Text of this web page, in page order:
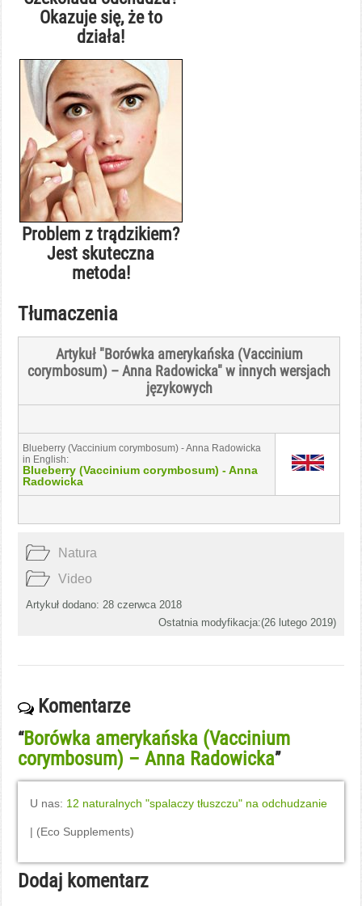
Okazuje się, że to
działa!
Problem z trądzikiem?
Jest skuteczna
metoda!
Tłumaczenia
Artykuł "Borówka amerykańska (Vaccinium
corymbosum) – Anna Radowicka" w innych wersjach
językowych
Blueberry (Vaccinium corymbosum) - Anna Radowicka
in English:
Blueberry (Vaccinium corymbosum) - Anna
Radowicka
Natura
Video
Artykuł dodano: 28 czerwca 2018
Ostatnia modyfikacja:(26 lutego 2019)
Komentarze
“Borówka amerykańska (Vaccinium
corymbosum) – Anna Radowicka”
U nas: 12 naturalnych "spalaczy tłuszczu" na odchudzanie
| (Eco Supplements)
Dodaj komentarz